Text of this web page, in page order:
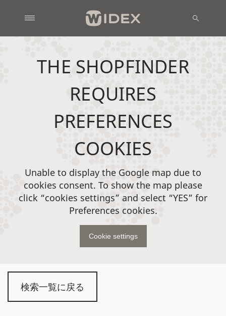
検索一覧に戻る
THE SHOPFINDER
REQUIRES
PREFERENCES
COOKIES
Unable to display the Google map due to
cookies consent. To show the map please
click “cookies settings” and select “YES” for
Preferences cookies.
Cookie settings